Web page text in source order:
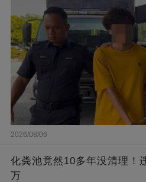
2026/08/06
化粪池竟然10多年没清理！
万